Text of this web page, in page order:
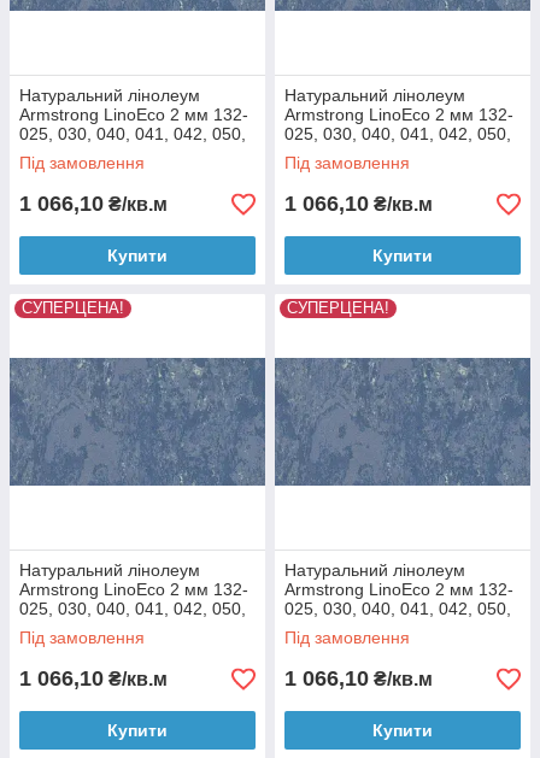
Натуральний лінолеум
Armstrong LinoEco 2 мм 132-
025, 030, 040, 041, 042, 050,
053, 054, 058, 072, 073, 080
Кава з молоком
Під замовлення
1 066,10 ₴/кв.м
Купити
Натуральний лінолеум
Armstrong LinoEco 2 мм 132-
025, 030, 040, 041, 042, 050,
053, 054, 058, 072, 073, 080
Коричневий
Під замовлення
1 066,10 ₴/кв.м
Купити
СУПЕРЦЕНА!
Натуральний лінолеум
Armstrong LinoEco 2 мм 132-
025, 030, 040, 041, 042, 050,
053, 054, 058, 072, 073, 080
Бежевий
Під замовлення
1 066,10 ₴/кв.м
Купити
СУПЕРЦЕНА!
Натуральний лінолеум
Armstrong LinoEco 2 мм 132-
025, 030, 040, 041, 042, 050,
053, 054, 058, 072, 073, 080
Різні кольори
Під замовлення
1 066,10 ₴/кв.м
Купити